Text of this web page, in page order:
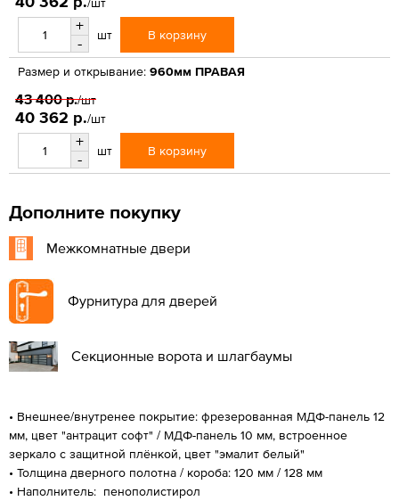
+
-
шт В корзину
Размер и открывание: 960мм ПРАВАЯ
43 400 р./шт
40 362 р./шт
+
-
шт В корзину
Дополните покупку
Межкомнатные двери
Фурнитура для дверей
Секционные ворота и шлагбаумы
• Внешнее/внутренее покрытие: фрезерованная МДФ-панель 12
мм, цвет "антрацит софт" / МДФ-панель 10 мм, встроенное
зеркало с защитной плёнкой, цвет "эмалит белый"
• Толщина дверного полотна / короба: 120 мм / 128 мм
• Наполнитель: пенополистирол